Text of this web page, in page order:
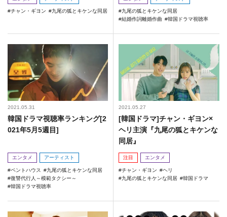
チャン・ギヨン 九尾の狐とキケンな同居
九尾の狐とキケンな同居
結婚作詞離婚作曲
韓国ドラマ視聴率
2021.05.31
韓国ドラマ視聴率ランキング[2
021年5月5週目]
エンタメ アーティスト
ペントハウス
九尾の狐とキケンな同居
復讐代行人～模範タクシー～
韓国ドラマ視聴率
2021.05.27
[韓国ドラマ]チャン・ギヨン×
ヘリ主演『九尾の狐とキケンな
同居』
注目 エンタメ
チャン・ギヨン
ヘリ
九尾の狐とキケンな同居
韓国ドラマ